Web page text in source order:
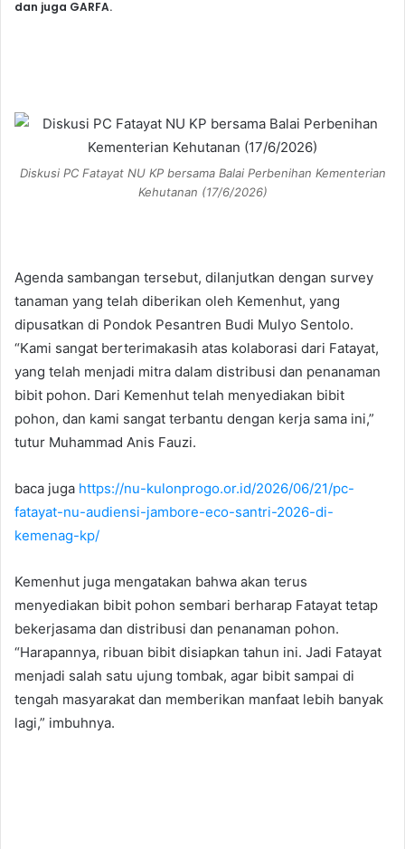
dan juga GARFA.
Diskusi PC Fatayat NU KP bersama Balai Perbenihan Kementerian
Kehutanan (17/6/2026)
Agenda sambangan tersebut, dilanjutkan dengan survey
tanaman yang telah diberikan oleh Kemenhut, yang
dipusatkan di Pondok Pesantren Budi Mulyo Sentolo.
“Kami sangat berterimakasih atas kolaborasi dari Fatayat,
yang telah menjadi mitra dalam distribusi dan penanaman
bibit pohon. Dari Kemenhut telah menyediakan bibit
pohon, dan kami sangat terbantu dengan kerja sama ini,”
tutur Muhammad Anis Fauzi.
baca juga https://nu-kulonprogo.or.id/2026/06/21/pc-
fatayat-nu-audiensi-jambore-eco-santri-2026-di-
kemenag-kp/
Kemenhut juga mengatakan bahwa akan terus
menyediakan bibit pohon sembari berharap Fatayat tetap
bekerjasama dan distribusi dan penanaman pohon.
“Harapannya, ribuan bibit disiapkan tahun ini. Jadi Fatayat
menjadi salah satu ujung tombak, agar bibit sampai di
tengah masyarakat dan memberikan manfaat lebih banyak
lagi,” imbuhnya.